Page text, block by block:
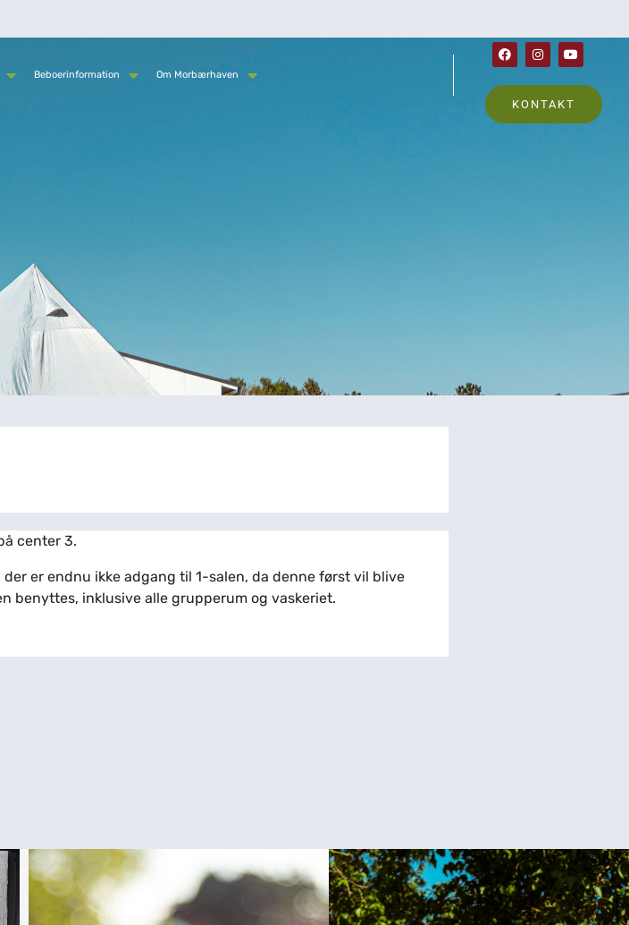
Beboerinformation Om Morbærhaven
KONTAKT
center 3.
er endnu ikke adgang til 1-salen, da denne først vil blive
benyttes, inklusive alle grupperum og vaskeriet.